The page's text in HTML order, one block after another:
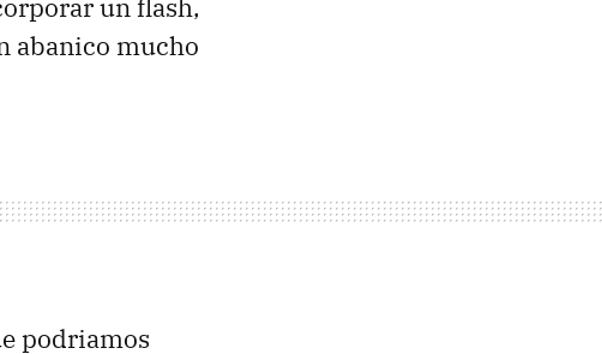
un flash,
abanico mucho
podriamos